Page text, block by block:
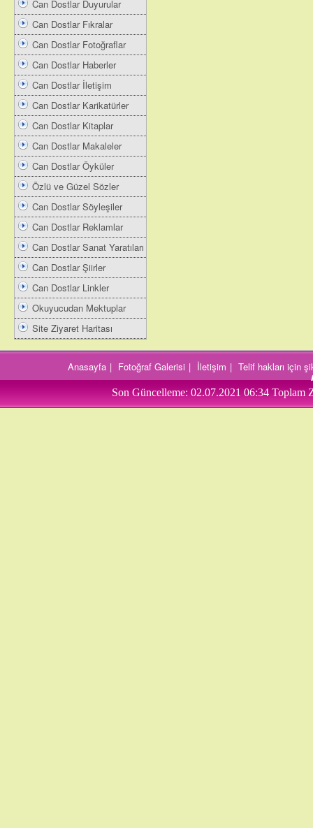
Can Dostlar Duyurular
Can Dostlar Fıkralar
Can Dostlar Fotoğraflar
Can Dostlar Haberler
Can Dostlar İletişim
Can Dostlar Karikatürler
Can Dostlar Kitaplar
Can Dostlar Makaleler
Can Dostlar Öyküler
Özlü ve Güzel Sözler
Can Dostlar Söyleşiler
Can Dostlar Reklamlar
Can Dostlar Sanat Yaratıları
Can Dostlar Şiirler
Can Dostlar Linkler
Okuyucudan Mektuplar
Site Ziyaret Haritası
Anasayfa | Fotoğraf Galerisi | İletişim | Telif hakları için
Son Güncelleme: 02.07.2021 06:34 Toplam